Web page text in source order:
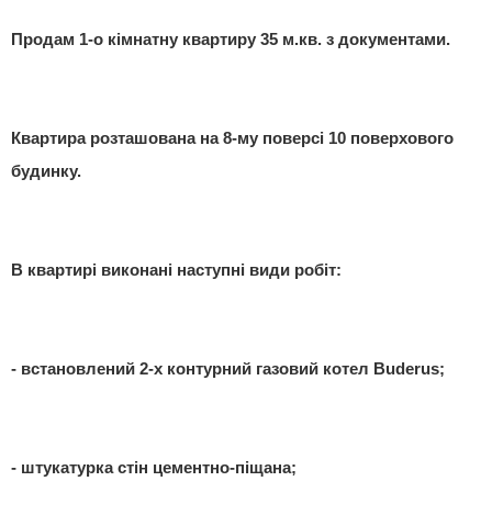
Продам 1-о кімнатну квартиру 35 м.кв. з документами.
Квартира розташована на 8-му поверсі 10 поверхового
будинку.
В квартирі виконані наступні види робіт:
- встановлений 2-х контурний газовий котел Buderus;
- штукатурка стін цементно-піщана;